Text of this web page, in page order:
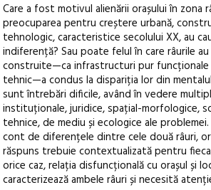
Care a fost motivul alienării orașului în zona
preocuparea pentru creștere urbană,
tehnologic, caracteristice secolului XX, au
indiferență? Sau poate felul în care râurile
construite—ca infrastructuri pur
tehnic—a condus la dispariția lor din
sunt întrebări dificile, având în vedere
instituționale, juridice, spațial-morfologice,
tehnice, de mediu și ecologice ale
cont de diferențele dintre cele două râuri,
răspuns trebuie contextualizată pentru
orice caz, relația disfuncțională cu orașul și
caracterizează ambele râuri și necesită